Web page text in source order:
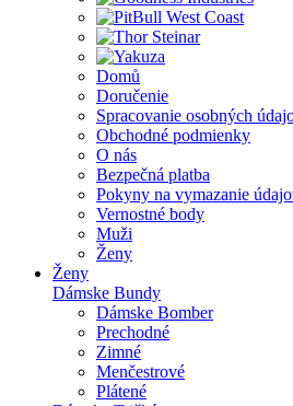
Domů
Doručenie
Spracovanie osobných
Obchodné podmienky
O nás
Bezpečná platba
Pokyny na vymazanie
Vernostné body
Muži
Ženy
Ženy
Dámske Bundy
Dámske Bomber
Prechodné
Zimné
Menčestrové
Plátené